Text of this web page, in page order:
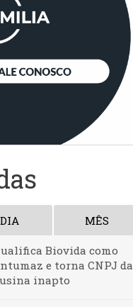
DIA MÊS
Biovida como
e torna CNPJ da
usina inapto